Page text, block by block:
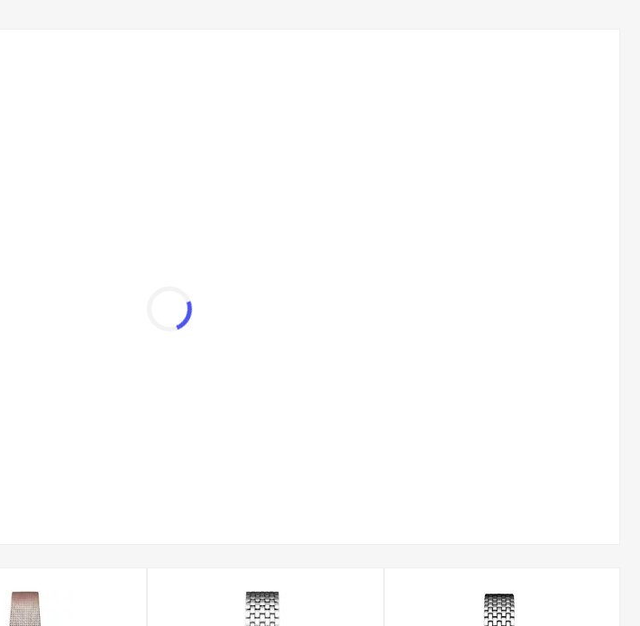
przekrój bransolet, od klasycznych, zbudowanych z solidnych ogniw, po modne i niezwykle
z nich wyposażona jest w bezpieczne zapięcie, które chroni zegarek przed przypadkowym
zegarek na bransolecie od Adriatica?